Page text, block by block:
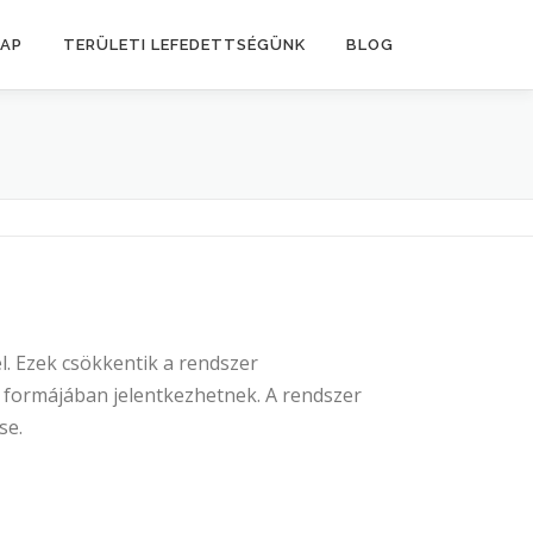
TERÜLETI LEFEDETTSÉGÜNK BLOG
Ezek csökkentik a rendszer
jelentkezhetnek. A rendszer